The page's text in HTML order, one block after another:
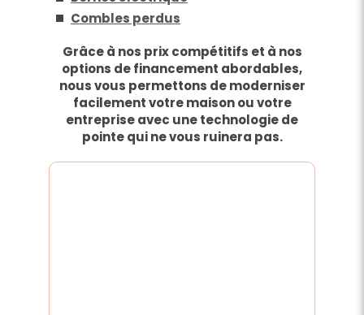
Combles perdus
Grâce à nos prix compétitifs et à nos
options de financement abordables,
nous vous permettons de moderniser
facilement votre maison ou votre
entreprise avec une technologie de
pointe qui ne vous ruinera pas.